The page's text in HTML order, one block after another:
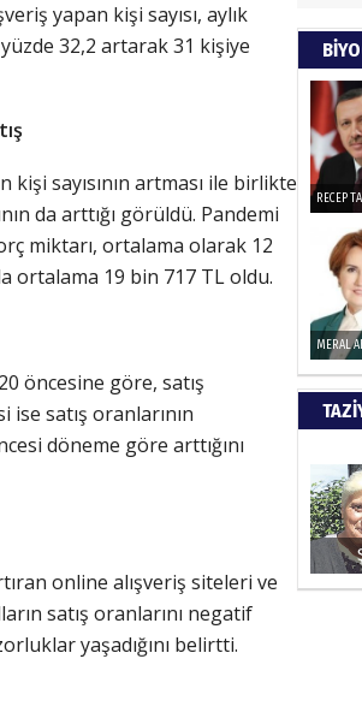
yapan kişi sayısı, aylık
32,2 artarak 31 kişiye
sayısının artması ile birlikte
da arttığı görüldü. Pandemi
miktarı, ortalama olarak 12
ortalama 19 bin 717 TL oldu.
öncesine göre, satış
ise satış oranlarının
döneme göre arttığını
online alışveriş siteleri ve
satış oranlarını negatif
yaşadığını belirtti.
ALI
60.
RECEP
MERAL